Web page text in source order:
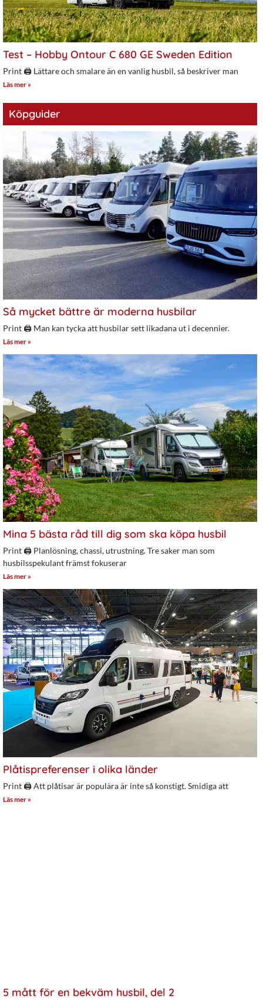
Test – Hobby Ontour C 680 GE Sweden Edition
Print 🖨 Lättare och smalare än en vanlig husbil, så beskriver man
Läs mer »
Köpguider
Så mycket bättre är moderna husbilar
Print 🖨 Man kan tycka att husbilar sett likadana ut i decennier.
Läs mer »
Mina 5 bästa råd till dig som ska köpa husbil
Print 🖨 Planlösning, chassi, utrustning. Tre saker man som
husbilsspekulant främst fokuserar
Läs mer »
Plåtispreferenser i olika länder
Print 🖨 Att plåtisar är populära är inte så konstigt. Smidiga att
Läs mer »
5 mått för en bekväm husbil, del 2